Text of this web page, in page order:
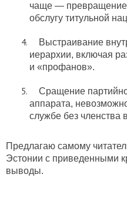
чаще — превращение
обслугу титульной
Выстраивание
иерархии, включая
и «профанов».
Сращение
аппарата,
службе без членства
Предлагаю самому
Эстонии с приведенными
выводы.